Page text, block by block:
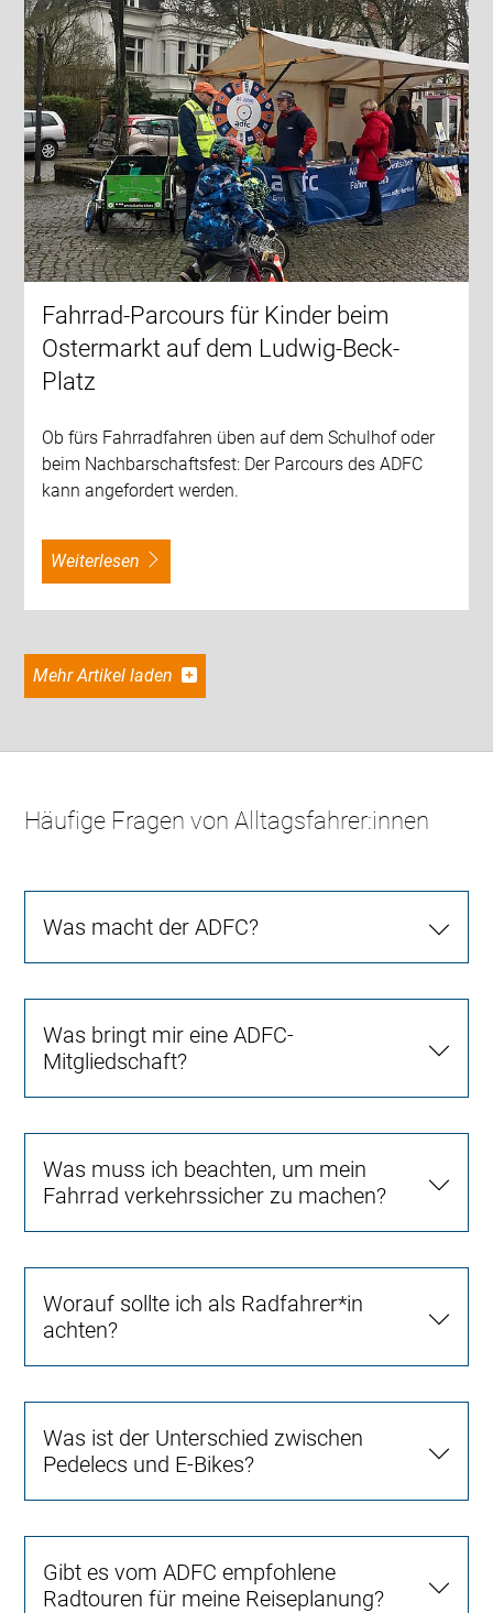
Fahrrad-Parcours für Kinder beim
Ostermarkt auf dem Ludwig-Beck-
Platz
Ob fürs Fahrradfahren üben auf dem Schulhof oder
beim Nachbarschaftsfest: Der Parcours des ADFC
kann angefordert werden.
weiterlesen
Mehr Artikel laden
Häufige Fragen von Alltagsfahrer:innen
Was macht der ADFC?
Was bringt mir eine ADFC-
Mitgliedschaft?
Was muss ich beachten, um mein
Fahrrad verkehrssicher zu machen?
Worauf sollte ich als Radfahrer*in
achten?
Was ist der Unterschied zwischen
Pedelecs und E-Bikes?
Gibt es vom ADFC empfohlene
Radtouren für meine Reiseplanung?